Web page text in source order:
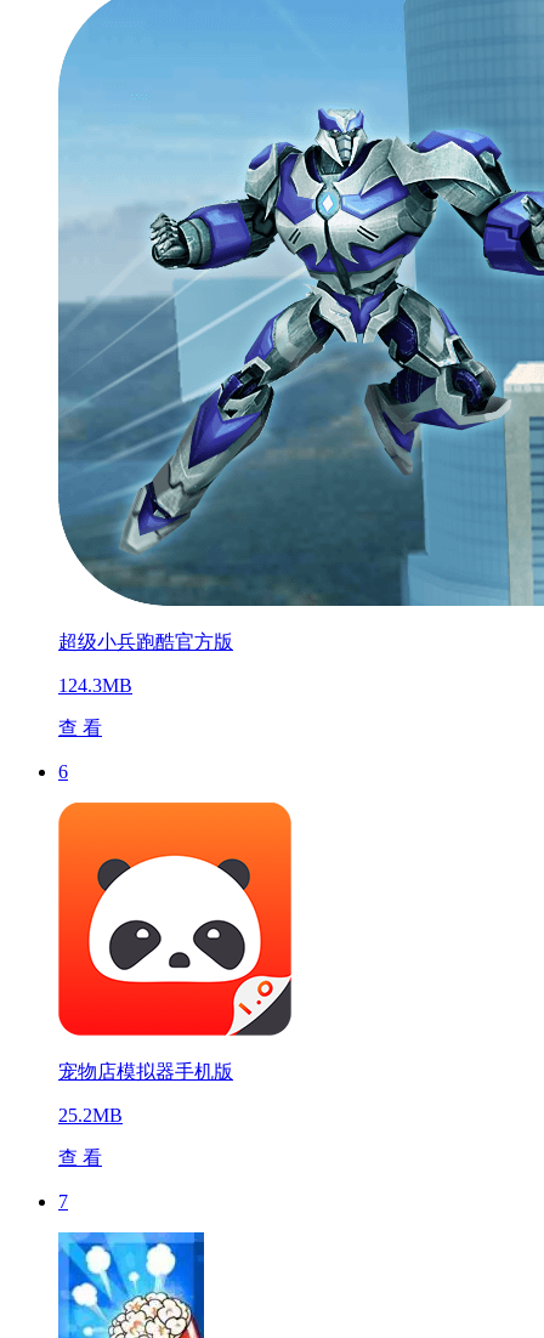
超级小兵跑酷官方版
124.3MB
查 看
6
宠物店模拟器手机版
25.2MB
查 看
7